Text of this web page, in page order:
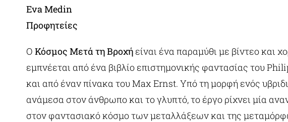
Eva Medin
Προφητείες
Ο Κόσμος Μετά τη Βροχήείναι ένα παραμύθι με βίντεο και
εμπνέεται από ένα βιβλίο επιστημονικής φαντασίας του
και από έναν πίνακα του Max Ernst. Υπό τη μορφή ενός
ανάμεσα στον άνθρωπο και το γλυπτό, το έργο ρίχνει μία
στον φαντασιακό κόσμο των μεταλλάξεων και της